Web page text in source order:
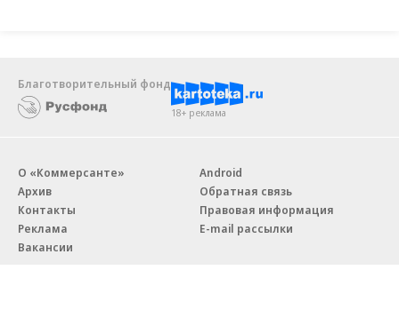
Благотворительный фонд
18+ реклама
О «Коммерсанте»
Архив
Контакты
Реклама
Вакансии
Android
Обратная связь
Правовая информация
E-mail рассылки